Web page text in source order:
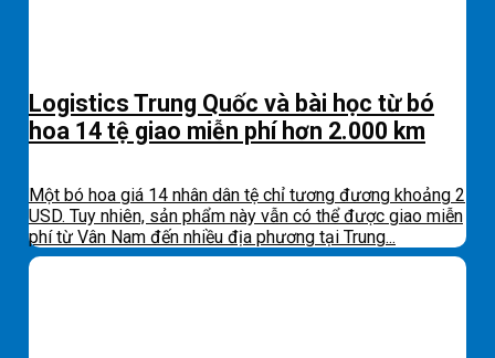
Logistics Trung Quốc và bài học từ bó
hoa 14 tệ giao miễn phí hơn 2.000 km
Một bó hoa giá 14 nhân dân tệ chỉ tương đương khoảng 2
USD. Tuy nhiên, sản phẩm này vẫn có thể được giao miễn
phí từ Vân Nam đến nhiều địa phương tại Trung...